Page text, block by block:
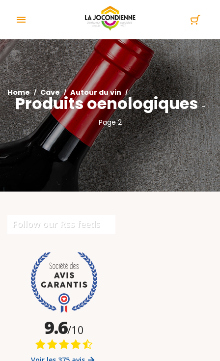

Home Cave Autour du vin
Produits oenologiques-
Page 2
Follow our Rss feeds
Cookies management panel